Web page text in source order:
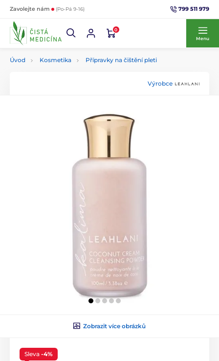
Zavolejte nám (Po-Pá 9-16) 799 511 979
0
Menu
Úvod Kosmetika Přípravky na čištění pleti
Výrobce
Zobrazit více obrázků
Sleva -4%